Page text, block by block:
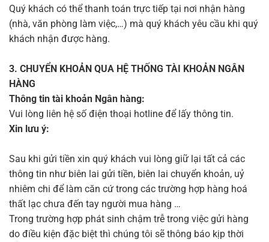
Quý khách có thể thanh toán trực tiếp tại nơi nhận hàng
(nhà, văn phòng làm việc,…) mà quý khách yêu cầu khi quý
khách nhận được hàng.
3. CHUYỂN KHOẢN QUA HỆ THỐNG TÀI KHOẢN NGÂN
HÀNG
Thông tin tài khoản Ngân hàng:
Vui lòng liên hệ số điện thoại hotline để lấy thông tin.
Xin lưu ý:
Sau khi gửi tiền xin quý khách vui lòng giữ lại tất cả các
thông tin như biên lai gửi tiền, biên lai chuyển khoản, uỷ
nhiêm chi để làm căn cứ trong các trường hợp hàng hoá
thất lạc chưa đến tay người mua hàng …
Trong trường hợp phát sinh chậm trễ trong việc gửi hàng
do điều kiện đặc biệt thì chúng tôi sẽ thông báo kịp thời